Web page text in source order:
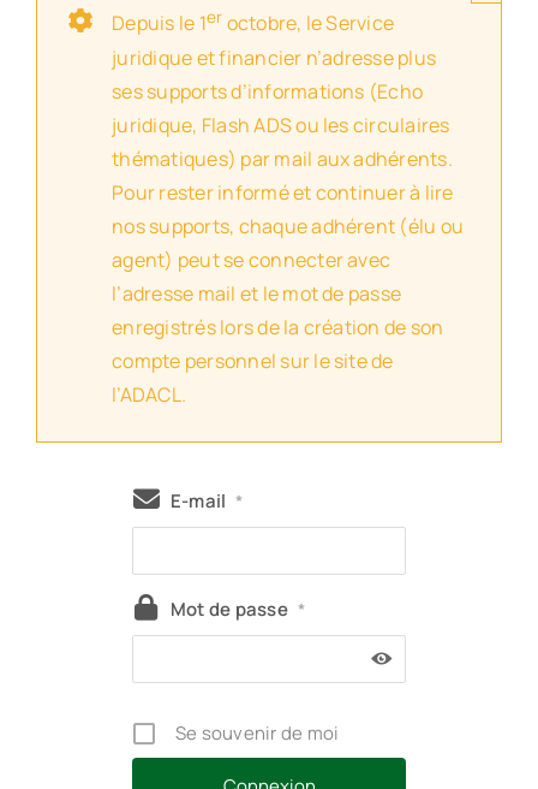
Depuis le 1er octobre, le Service
juridique et financier n’adresse plus
ses supports d’informations (Echo
juridique, Flash ADS ou les circulaires
thématiques) par mail aux adhérents.
Pour rester informé et continuer à lire
nos supports, chaque adhérent (élu ou
agent) peut se connecter avec
l’adresse mail et le mot de passe
enregistrés lors de la création de son
compte personnel sur le site de
l’ADACL.
E-mail *
Mot de passe *
Se souvenir de moi